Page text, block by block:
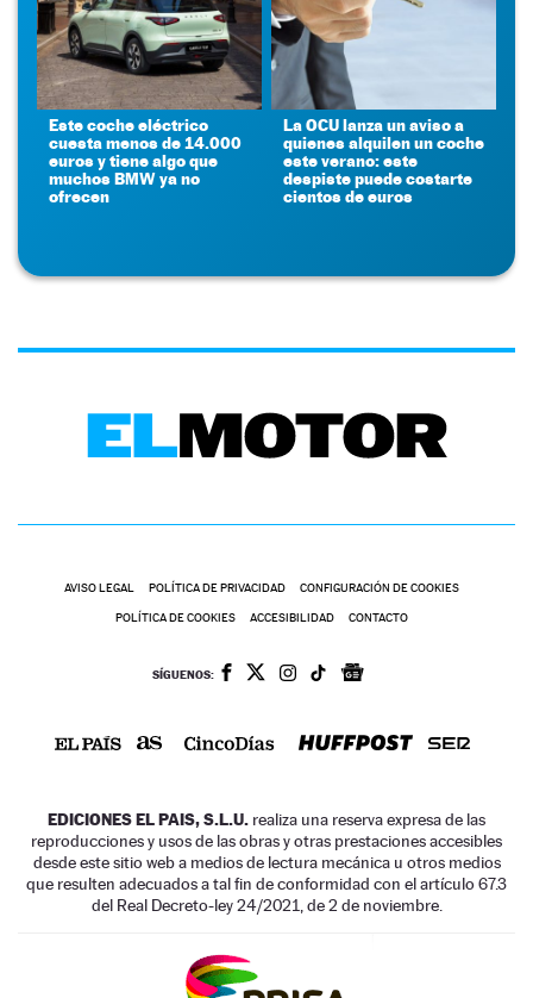
Este coche eléctrico
cuesta menos de 14.000
euros y tiene algo que
muchos BMW ya no
ofrecen
La OCU lanza un aviso a
quienes alquilen un coche
este verano: este
despiste puede costarte
cientos de euros
AVISO LEGAL POLÍTICA DE PRIVACIDAD CONFIGURACIÓN DE COOKIES
POLÍTICA DE COOKIES ACCESIBILIDAD CONTACTO
SÍGUENOS:
EDICIONES EL PAIS, S.L.U. realiza una reserva expresa de las
reproducciones y usos de las obras y otras prestaciones accesibles
desde este sitio web a medios de lectura mecánica u otros medios
que resulten adecuados a tal fin de conformidad con el artículo 67.3
del Real Decreto-ley 24/2021, de 2 de noviembre.